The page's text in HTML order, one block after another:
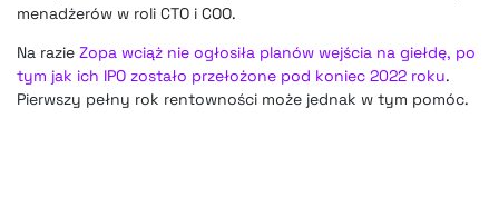
menadżerów w roli CTO i COO.
Na razie Zopa wciąż nie ogłosiła planów wejścia na giełdę, po
tym jak ich IPO zostało przełożone pod koniec 2022 roku.
Pierwszy pełny rok rentowności może jednak w tym pomóc.